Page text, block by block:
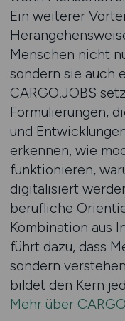
Ein weiterer
Menschen nicht
sondern sie auch
CARGO.JOBS
Formulierungen,
und
erkennen, wie
funktionieren,
digitalisiert
berufliche
Kombination aus
führt dazu, dass
sondern
bildet den Kern
Mehr über